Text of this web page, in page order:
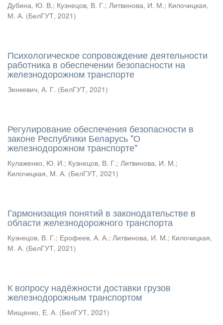
Дубина, Ю. В.; Кузнецов, В. Г.; Литвинова, И. М.; Килочицкая,
М. А. (БелГУТ, 2021)
Психологическое сопровождение деятельности
работника в обеспечении безопасности на
железнодорожном транспорте
Зенкевич, А. Г. (БелГУТ, 2021)
Регулирование обеспечения безопасности в
законе Республики Беларусь "О
железнодорожном транспорте"
Кулаженко, Ю. И.; Кузнецов, В. Г.; Литвинова, И. М.;
Килочицкая, М. А. (БелГУТ, 2021)
Гармонизация понятий в законодательстве в
области железнодорожного транспорта
Кузнецов, В. Г.; Ерофеев, А. А.; Литвинова, И. М.; Килочицкая,
М. А. (БелГУТ, 2021)
К вопросу надёжности доставки грузов
железнодорожным транспортом
Мищенко, Е. А. (БелГУТ, 2021)